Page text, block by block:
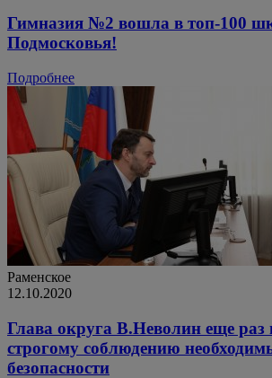
Гимназия №2 вошла в топ-100
Подмосковья!
Подробнее
Раменское
12.10.2020
Глава округа В.Неволин еще раз
строгому соблюдению
безопасности